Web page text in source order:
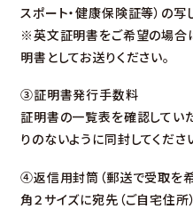
スポート・健康保険証等）の写
※英文証明書をご希望の場合
明書としてお送りください。
③証明書発行手数料
証明書の一覧表を確認してい
りのないように同封してくださ
④返信用封筒（郵送で受取を
角２サイズに宛先（ご自宅住